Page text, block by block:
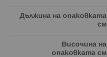
Дължина на опаковката
см
Височина на
опаковката см